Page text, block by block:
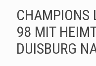
CHAMPIONS
98 MIT
DUISBURG